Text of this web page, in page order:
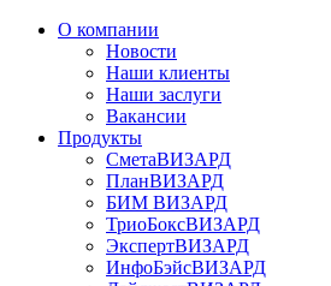
О компании
Новости
Наши клиенты
Наши заслуги
Вакансии
Продукты
СметаВИЗАРД
ПланВИЗАРД
БИМ ВИЗАРД
ТриоБоксВИЗАРД
ЭкспертВИЗАРД
ИнфоБэйсВИЗАРД